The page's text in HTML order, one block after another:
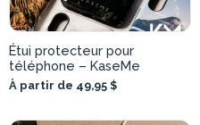
Étui protecteur pour
téléphone – KaseMe
À partir de 49,95 $